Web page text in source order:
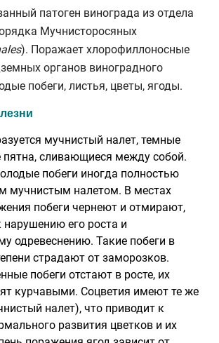
патоген винограда из отдела
Мучнисторосяных
). Поражает хлорофиллоносные
органов виноградного
побеги, листья, цветы, ягоды.
мучнистый налет, темные
сливающиеся между собой.
побеги иногда полностью
мучнистым налетом. В местах
побеги чернеют и отмирают,
нарушению его роста и
одревеснению. Такие побеги в
страдают от заморозков.
побеги отстают в росте, их
курчавыми. Соцветия имеют те же
налет), что приводит к
развития цветков и их